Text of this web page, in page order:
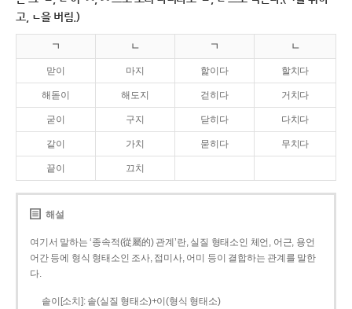
고, ㄴ을 버림.)
ㄱ ㄴ ㄱ ㄴ
맏이 마지 핥이다 할치다
해돋이 해도지 걷히다 거치다
굳이 구지 닫히다 다치다
같이 가치 묻히다 무치다
끝이 끄치
해설
여기서 말하는 ‘종속적(從屬的) 관계’란, 실질 형태소인 체언, 어근, 용언
어간 등에 형식 형태소인 조사, 접미사, 어미 등이 결합하는 관계를 말한
다.
솥이[소치]: 솥(실질 형태소)+이(형식 형태소)